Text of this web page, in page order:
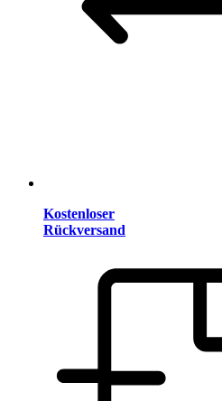
Kostenloser
Rückversand